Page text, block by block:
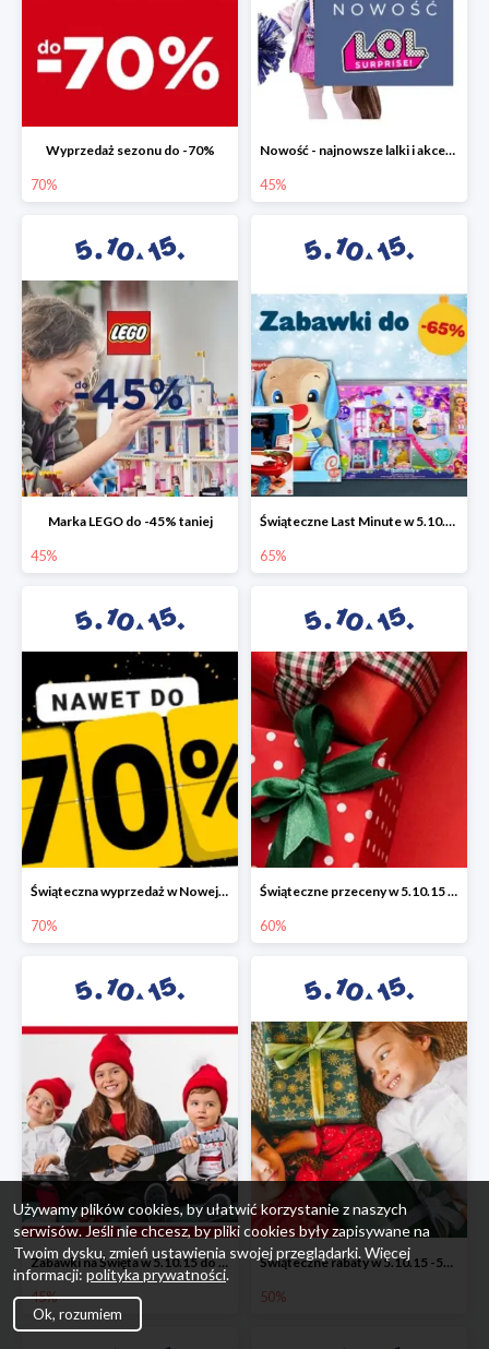
Wyprzedaż sezonu do -70%
70%
Nowość - najnowsze lalki i akcesoria L.O.L. w 5.10.15 do -45%
45%
Marka LEGO do -45% taniej
45%
Świąteczne Last Minute w 5.10.15 - zabawki do -65%
65%
Świąteczna wyprzedaż w Nowej Erze - National Geographic Learning -70%
70%
Świąteczne przeceny w 5.10.15 - wszystkie ubrania -60%
60%
Zabawki na Święta w 5.10.15 do -45%
45%
Świąteczne rabaty w 5.10.15 -50%
50%
Używamy plików cookies, by ułatwić korzystanie z naszych
serwisów. Jeśli nie chcesz, by pliki cookies były zapisywane na
Twoim dysku, zmień ustawienia swojej przeglądarki. Więcej
informacji: polityka prywatności.
Ok, rozumiem